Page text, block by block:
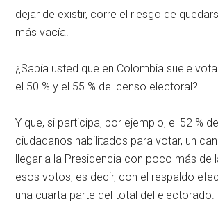
dejar de existir, corre el riesgo de
más vacía.
¿Sabía usted que en Colombia suele
el 50 % y el 55 % del censo electoral?
Y que, si participa, por ejemplo, el 52 %
ciudadanos habilitados para votar, un
llegar a la Presidencia con poco más de
esos votos; es decir, con el respaldo
una cuarta parte del total del electorado.